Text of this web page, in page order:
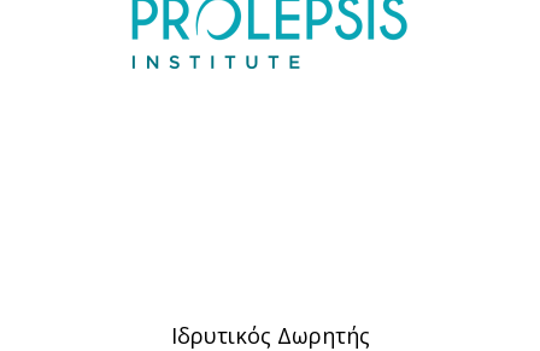
Ιδρυτικός Δωρητής